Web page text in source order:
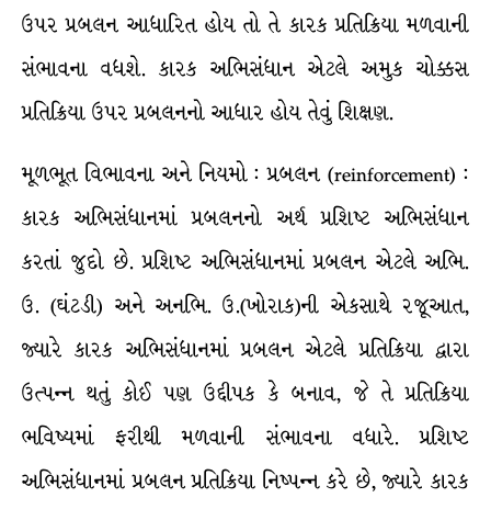
ઉપર પ્રબલન આધારિત હોય તો તે કારક પ્રતિક્રિયા મળવાની
સંભાવના વધશે. કારક અભિસંધાન એટલે અમુક ચોક્કસ
પ્રતિક્રિયા ઉપર પ્રબલનનો આધાર હોય તેવું શિક્ષણ.
મૂળભૂત વિભાવના અને નિયમો : પ્રબલન (reinforcement) :
કારક અભિસંધાનમાં પ્રબલનનો અર્થ પ્રશિષ્ટ અભિસંધાન
કરતાં જુદો છે. પ્રશિષ્ટ અભિસંધાનમાં પ્રબલન એટલે અભિ.
ઉ. (ઘંટડી) અને અનભિ. ઉ.(ખોરાક)ની એકસાથે રજૂઆત,
જ્યારે કારક અભિસંધાનમાં પ્રબલન એટલે પ્રતિક્રિયા દ્વારા
ઉત્પન્ન થતું કોઈ પણ ઉદ્દીપક કે બનાવ, જે તે પ્રતિક્રિયા
ભવિષ્યમાં ફરીથી મળવાની સંભાવના વધારે. પ્રશિષ્ટ
અભિસંધાનમાં પ્રબલન પ્રતિક્રિયા નિષ્પન્ન કરે છે, જ્યારે કારક